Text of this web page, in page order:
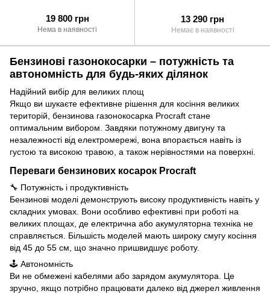
19 800 грн
Нема в наявності
13 290 грн
Немає в наявності
Бензинові газонокосарки – потужність та
автономність для будь-яких ділянок
Надійний вибір для великих площ
Якщо ви шукаєте ефективне рішення для косіння великих
територій, бензинова газонокосарка Procraft стане
оптимальним вибором. Завдяки потужному двигуну та
незалежності від електромережі, вона впорається навіть із
густою та високою травою, а також нерівностями на поверхні.
Переваги бензинових косарок Procraft
🔧 Потужність і продуктивність
Бензинові моделі демонструють високу продуктивність навіть у
складних умовах. Вони особливо ефективні при роботі на
великих площах, де електрична або акумуляторна техніка не
справляється. Більшість моделей мають широку смугу косіння
від 45 до 55 см, що значно пришвидшує роботу.
🕹 Автономність
Ви не обмежені кабелями або зарядом акумулятора. Це
зручно, якщо потрібно працювати далеко від джерел живлення